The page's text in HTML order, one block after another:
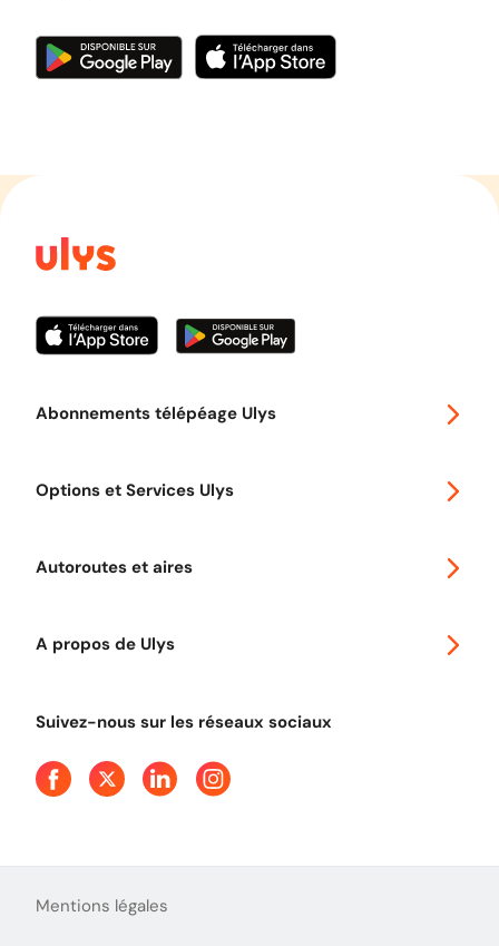
Abonnements télépéage Ulys
Options et Services Ulys
Autoroutes et aires
A propos de Ulys
Presse
Suivez-nous sur les réseaux sociaux
Mentions légales